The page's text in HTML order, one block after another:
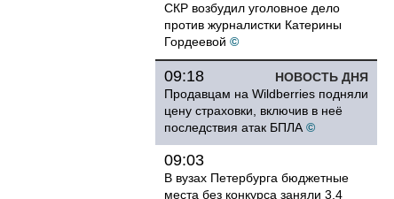
СКР возбудил уголовное дело
против журналистки Катерины
Гордеевой ©
НОВОСТЬ ДНЯ
09:18
Продавцам на Wildberries подняли
цену страховки, включив в неё
последствия атак БПЛА ©
09:03
В вузах Петербурга бюджетные
места без конкурса заняли 3,4